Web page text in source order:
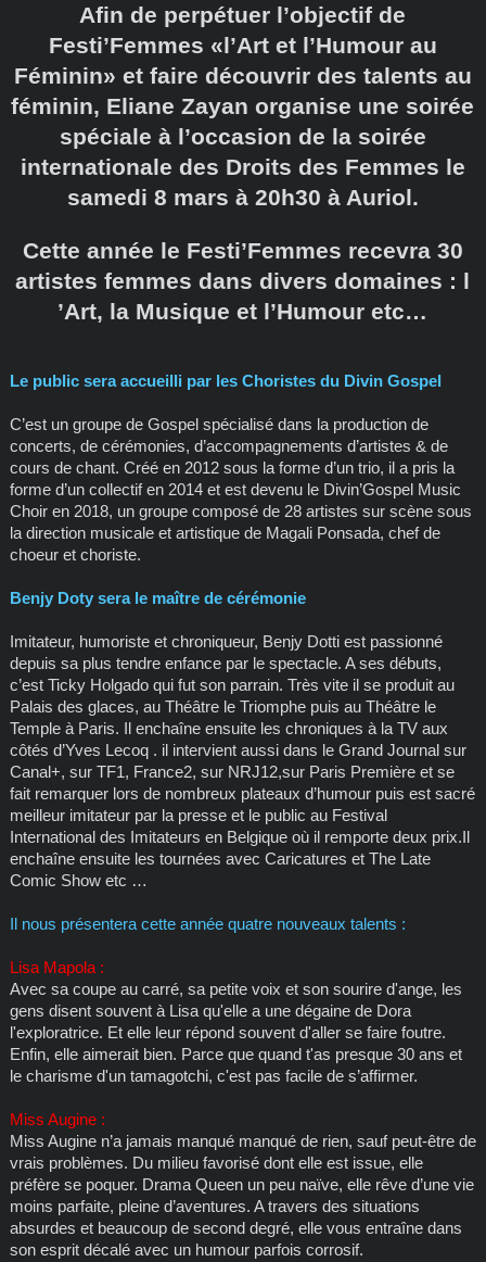
Afin de perpétuer l’objectif de
Festi’Femmes «l’Art et l’Humour au
Féminin» et faire découvrir des talents au
féminin, Eliane Zayan organise une soirée
spéciale à l’occasion de la soirée
internationale des Droits des Femmes le
samedi 8 mars à 20h30 à Auriol.
Cette année le Festi’Femmes recevra 30
artistes femmes dans divers domaines : l
’Art, la Musique et l’Humour etc…
Le public sera accueilli par les Choristes du Divin Gospel
C’est un groupe de Gospel spécialisé dans la production de
concerts, de cérémonies, d’accompagnements d’artistes & de
cours de chant. Créé en 2012 sous la forme d’un trio, il a pris la
forme d’un collectif en 2014 et est devenu le Divin’Gospel Music
Choir en 2018, un groupe composé de 28 artistes sur scène sous
la direction musicale et artistique de Magali Ponsada, chef de
choeur et choriste.
Benjy Doty sera le maître de cérémonie
Imitateur, humoriste et chroniqueur, Benjy Dotti est passionné
depuis sa plus tendre enfance par le spectacle. A ses débuts,
c’est Ticky Holgado qui fut son parrain. Très vite il se produit au
Palais des glaces, au Théâtre le Triomphe puis au Théâtre le
Temple à Paris. Il enchaîne ensuite les chroniques à la TV aux
côtés d’Yves Lecoq . il intervient aussi dans le Grand Journal sur
Canal+, sur TF1, France2, sur NRJ12,sur Paris Première et se
fait remarquer lors de nombreux plateaux d’humour puis est sacré
meilleur imitateur par la presse et le public au Festival
International des Imitateurs en Belgique où il remporte deux prix.Il
enchaîne ensuite les tournées avec Caricatures et The Late
Comic Show etc …
Il nous présentera cette année quatre nouveaux talents :
Lisa Mapola :
Avec sa coupe au carré, sa petite voix et son sourire d'ange, les
gens disent souvent à Lisa qu'elle a une dégaine de Dora
l'exploratrice. Et elle leur répond souvent d'aller se faire foutre.
Enfin, elle aimerait bien. Parce que quand t'as presque 30 ans et
le charisme d'un tamagotchi, c'est pas facile de s’affirmer.
Miss Augine :
Miss Augine n’a jamais manqué manqué de rien, sauf peut-être de
vrais problèmes. Du milieu favorisé dont elle est issue, elle
préfère se poquer. Drama Queen un peu naïve, elle rêve d’une vie
moins parfaite, pleine d’aventures. A travers des situations
absurdes et beaucoup de second degré, elle vous entraîne dans
son esprit décalé avec un humour parfois corrosif.